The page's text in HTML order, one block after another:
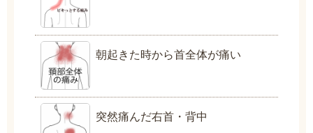
朝起きた時から首全体が痛い
突然痛んだ右首・背中